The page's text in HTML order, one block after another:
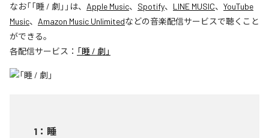
なお「「睡 / 劇」 」は、 Apple Music、 Spotify、 LINE MUSIC、 YouTube
Music、 Amazon Music Unlimitedなどの音楽配信サービスで聴くこと
ができる。
各配信サービス： 「睡 / 劇」
1 ： 睡